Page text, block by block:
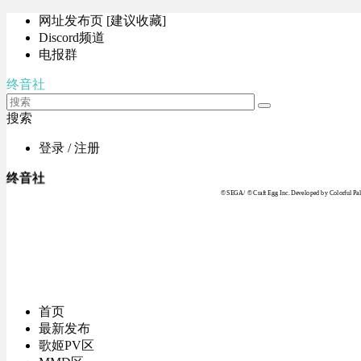
网址发布页 [建议收藏]
Discord频道
电报群
终音社
搜索
登录 / 注册
终音社
© SEGA / © Craft Egg Inc. Developed by Colorful
首页
最新发布
歌姬PV区